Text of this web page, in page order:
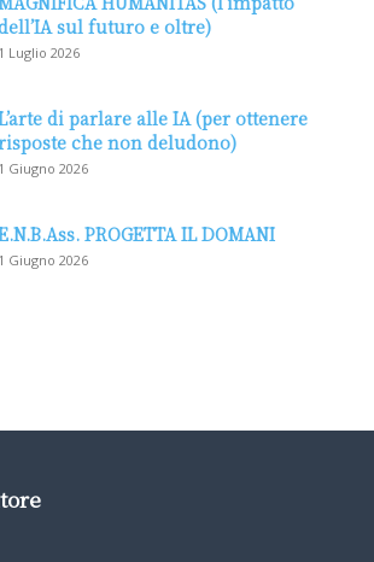
sul futuro e oltre)
1 Luglio 2026
di parlare alle IA (per ottenere
che non deludono)
1 Giugno 2026
PROGETTA IL DOMANI
1 Giugno 2026